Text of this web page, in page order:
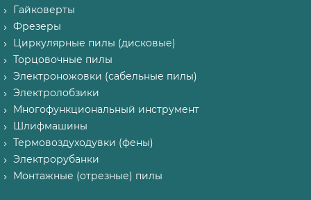
Гайковерты
Фрезеры
Циркулярные пилы (дисковые)
Торцовочные пилы
Электроножовки (сабельные пилы)
Электролобзики
Многофункциональный инструмент
Шлифмашины
Термовоздуходувки (фены)
Электрорубанки
Монтажные (отрезные) пилы